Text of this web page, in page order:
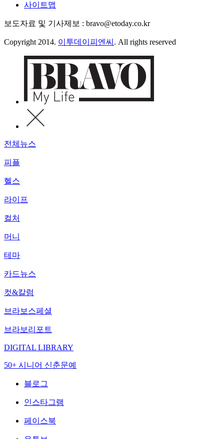
사이트맵
보도자료 및 기사제보 : bravo@etoday.co.kr
Copyright 2014. 이투데이피엔씨 . All rights reserved
전체뉴스
피플
헬스
라이프
컬처
머니
테마
카드뉴스
컷&칼럼
브라보스페셜
브라보리포트
DIGITAL LIBRARY
50+ 시니어 신춘문예
블로그
인스타그램
페이스북